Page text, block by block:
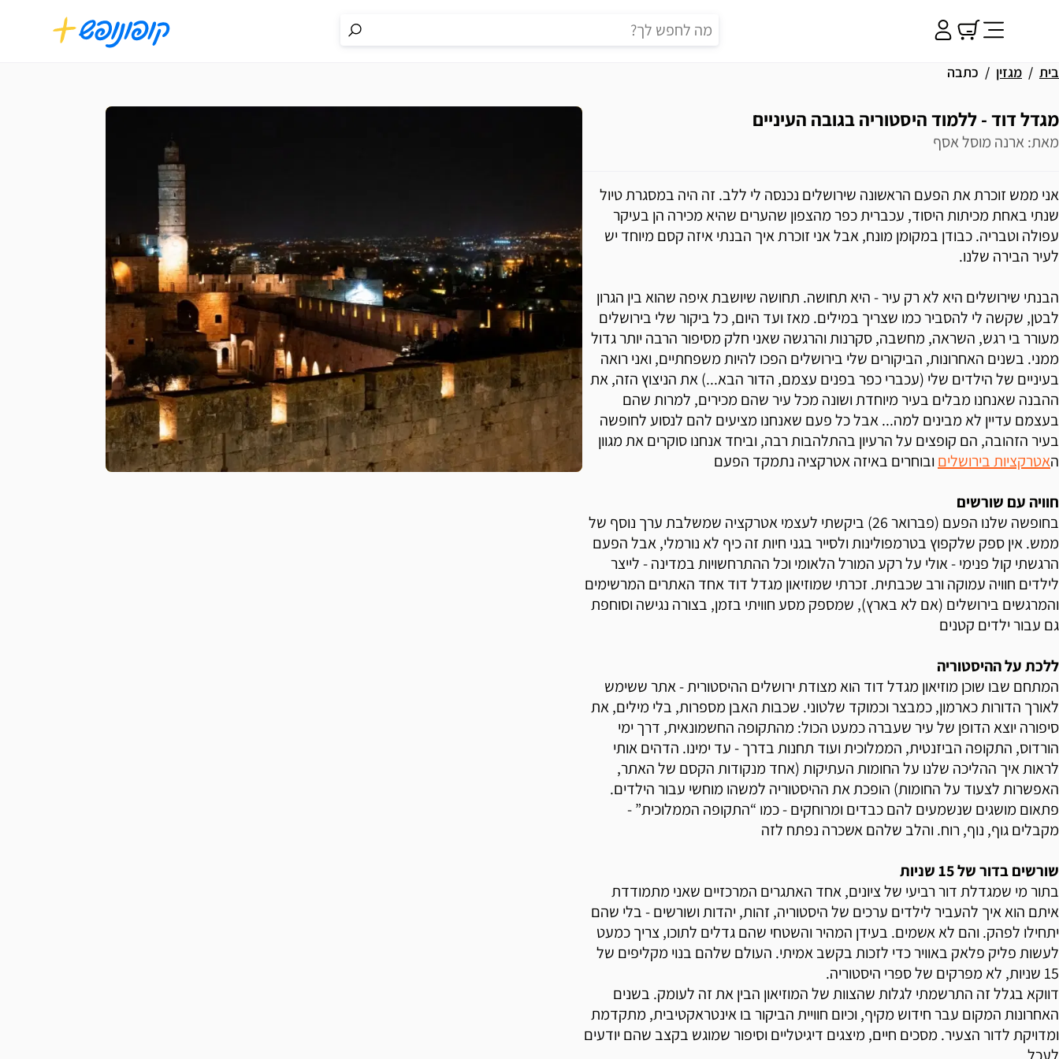
בית מגזין כתבה
מגדל דוד - ללמוד היסטוריה בגובה העיניים
מאת: ארנה מוסל אסף
אני ממש זוכרת את הפעם הראשונה שירושלים נכנסה לי ללב. זה היה במסגרת טיול
שנתי באחת מכיתות היסוד, עכברית כפר מהצפון שהערים שהיא מכירה הן בעיקר
עפולה וטבריה. כבודן במקומן מונח, אבל אני זוכרת איך הבנתי איזה קסם מיוחד יש
לעיר הבירה שלנו.
הבנתי שירושלים היא לא רק עיר - היא תחושה. תחושה שיושבת איפה שהוא בין הגרון
לבטן, שקשה לי להסביר כמו שצריך במילים. מאז ועד היום, כל ביקור שלי בירושלים
מעורר בי רגש, השראה, מחשבה, סקרנות והרגשה שאני חלק מסיפור הרבה יותר גדול
ממני. בשנים האחרונות, הביקורים שלי בירושלים הפכו להיות משפחתיים, ואני רואה
בעיניים של הילדים שלי (עכברי כפר בפנים עצמם, הדור הבא...) את הניצוץ הזה, את
ההבנה שאנחנו מבלים בעיר מיוחדת ושונה מכל עיר שהם מכירים, למרות שהם
בעצמם עדיין לא מבינים למה... אבל כל פעם שאנחנו מציעים להם לנסוע לחופשה
בעיר הזהובה, הם קופצים על הרעיון בהתלהבות רבה, וביחד אנחנו סוקרים את מגוון
האטרקציות בירושליםובוחרים באיזה אטרקציה נתמקד הפעם
חוויה עם שורשים
בחופשה שלנו הפעם (פברואר 26) ביקשתי לעצמי אטרקציה שמשלבת ערך נוסף של
ממש. אין ספק שלקפוץ בטרמפולינות ולסייר בגני חיות זה כיף לא נורמלי, אבל הפעם
הרגשתי קול פנימי - אולי על רקע המורל הלאומי וכל ההתרחשויות במדינה - לייצר
לילדים חוויה עמוקה ורב שכבתית. זכרתי שמוזיאון מגדל דוד אחד האתרים המרשימים
והמרגשים בירושלים (אם לא בארץ), שמספק מסע חוויתי בזמן, בצורה נגישה וסוחפת
גם עבור ילדים קטנים
ללכת על ההיסטוריה
המתחם שבו שוכן מוזיאון מגדל דוד הוא מצודת ירושלים ההיסטורית - אתר ששימש
לאורך הדורות כארמון, כמבצר וכמוקד שלטוני. שכבות האבן מספרות, בלי מילים, את
סיפורה יוצא הדופן של עיר שעברה כמעט הכול: מהתקופה החשמונאית, דרך ימי
הורדוס, התקופה הביזנטית, הממלוכית ועוד תחנות בדרך - עד ימינו. הדהים אותי
לראות איך ההליכה שלנו על החומות העתיקות (אחד מנקודות הקסם של האתר,
האפשרות לצעוד על החומות) הופכת את ההיסטוריה למשהו מוחשי עבור הילדים.
פתאום מושגים שנשמעים להם כבדים ומרוחקים - כמו “התקופה הממלוכית” -
מקבלים גוף, נוף, רוח. והלב שלהם אשכרה נפתח לזה
שורשים בדור של 15 שניות
בתור מי שמגדלת דור רביעי של ציונים, אחד האתגרים המרכזיים שאני מתמודדת
איתם הוא איך להעביר לילדים ערכים של היסטוריה, זהות, יהדות ושורשים - בלי שהם
יתחילו לפהק. והם לא אשמים. בעידן המהיר והשטחי שהם גדלים לתוכו, צריך כמעט
לעשות פליק פלאק באוויר כדי לזכות בקשב אמיתי. העולם שלהם בנוי מקליפים של
15 שניות, לא מפרקים של ספרי היסטוריה.
דווקא בגלל זה התרשמתי לגלות שהצוות של המוזיאון הבין את זה לעומק. בשנים
האחרונות המקום עבר חידוש מקיף, וכיום חוויית הביקור בו אינטראקטיבית, מתקדמת
ומדויקת לדור הצעיר. מסכים חיים, מיצגים דיגיטליים וסיפור שמוגש בקצב שהם יודעים